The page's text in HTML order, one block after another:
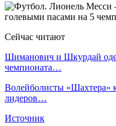
Сейчас читают
Шиманович и Шкурдай
чемпионата…
Волейболисты «Шахтера»
лидеров…
Источник